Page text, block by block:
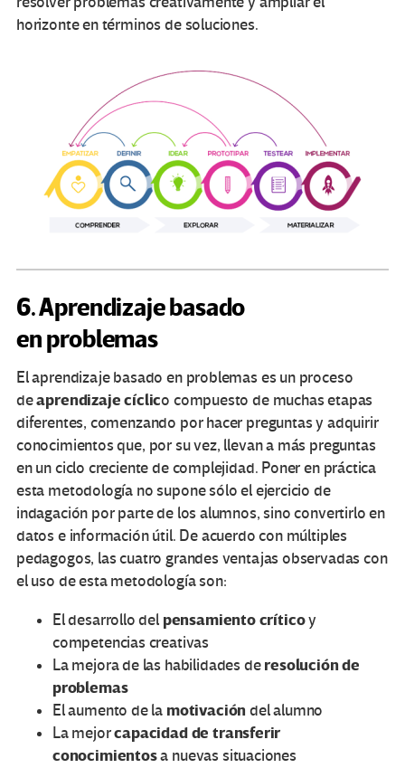
horizonte en términos de soluciones.
6. Aprendizaje basado
en problemas
El aprendizaje basado en problemas es un proceso
deaprendizaje cíclico compuesto de muchas etapas
diferentes, comenzando por hacer preguntas y adquirir
conocimientos que, por su vez, llevan a más preguntas
en un ciclo creciente de complejidad. Poner en práctica
esta metodología no supone sólo el ejercicio de
indagación por parte de los alumnos, sino convertirlo en
datos e información útil. De acuerdo con múltiples
pedagogos, las cuatro grandes ventajas observadas con
el uso de esta metodología son:
El desarrollo del pensamiento críticoy
competencias creativas
La mejora de las habilidades deresolución de
problemas
El aumento de la motivación del alumno
La mejorcapacidad de transferir
conocimientosa nuevas situaciones